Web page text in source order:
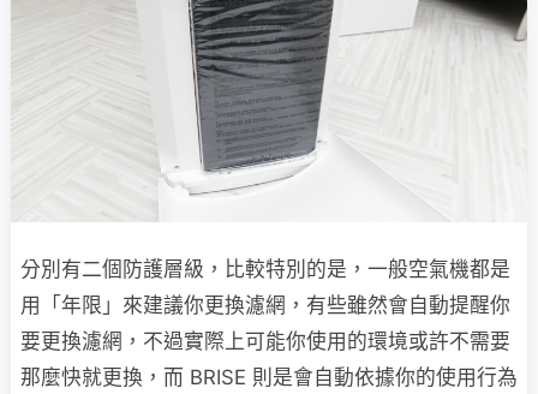
分別有二個防護層級，比較特別的是，一般空氣機都是
用「年限」來建議你更換濾網，有些雖然會自動提醒你
要更換濾網，不過實際上可能你使用的環境或許不需要
那麼快就更換，而 BRISE 則是會自動依據你的使用行為